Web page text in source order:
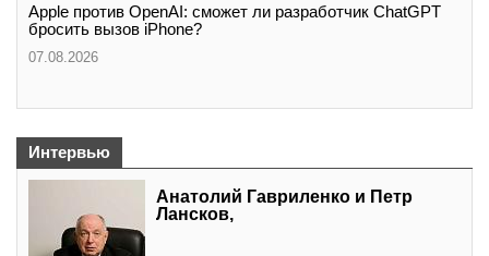
Apple против OpenAI: сможет ли разработчик ChatGPT
бросить вызов iPhone?
07.08.2026
Интервью
Анатолий Гавриленко и Петр
Лансков,